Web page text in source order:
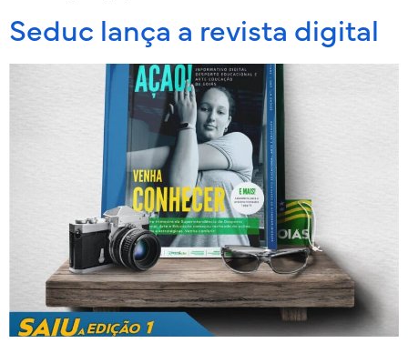
Seduc lança a revista digital